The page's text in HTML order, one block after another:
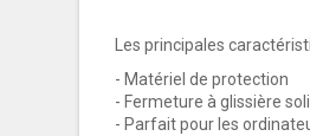
Les principales
- Matériel de protection
- Fermeture à glissière
- Parfait pour les